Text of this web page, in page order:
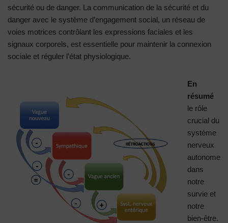
sécurité ou de danger. La communication de la sécurité et du
danger avec le système d’engagement social, un réseau de
voies motrices contrôlant les expressions faciales et les
signaux corporels, est essentielle pour maintenir la connexion
sociale et réguler l’état physiologique.
En
résumé
le rôle
crucial du
système
nerveux
autonome
dans
notre
survie et
notre
bien-être.